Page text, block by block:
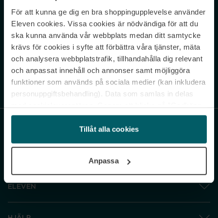
För att kunna ge dig en bra shoppingupplevelse använder
Eleven cookies. Vissa cookies är nödvändiga för att du
ska kunna använda vår webbplats medan ditt samtycke
krävs för cookies i syfte att förbättra våra tjänster, mäta
och analysera webbplatstrafik, tillhandahålla dig relevant
och anpassat innehåll och annonser samt möjliggöra
funktioner som används på sociala medier (kan inkludera
personuppgiftsbehandling). Data som samlas in delas
och gå vidare” accepterar du samtliga cookies medan du
under ”Inställningar” kan anpassa användningen av
cookies. Du kan återkalla ditt samtycke när som helst.
Tillåt alla cookies
Anpassa
Never miss a beat.
Sign up to our newsletter.
Genom att prenumerera accepterar du vår Integritetspolicy. Avprenumerera
ELEVEN